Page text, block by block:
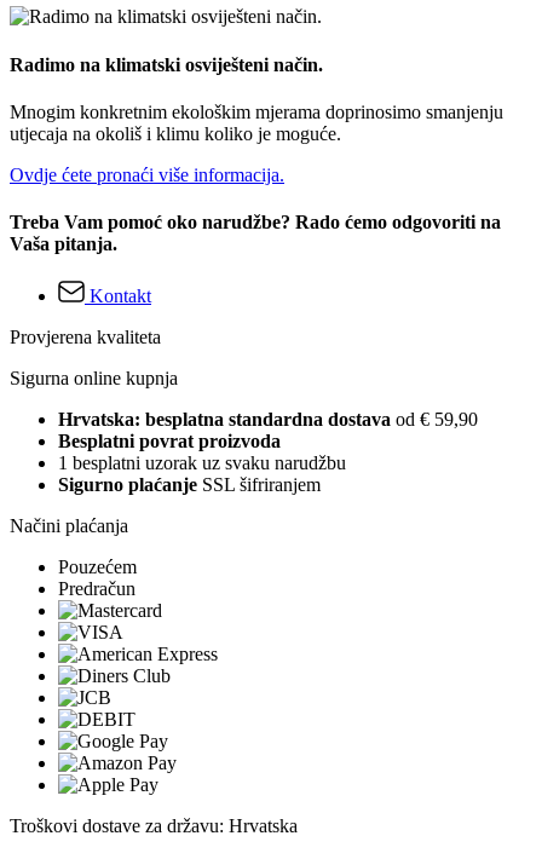
Radimo na klimatski osviješteni način.
Mnogim konkretnim ekološkim mjerama doprinosimo smanjenju
utjecaja na okoliš i klimu koliko je moguće.
Ovdje ćete pronaći više informacija.
Treba Vam pomoć oko narudžbe? Rado ćemo odgovoriti na
Vaša pitanja.
Kontakt
Provjerena kvaliteta
Sigurna online kupnja
Hrvatska: besplatna standardna dostava od € 59,90
Besplatni povrat proizvoda
1 besplatni uzorak uz svaku narudžbu
Sigurno plaćanje SSL šifriranjem
Načini plaćanja
Pouzećem
Predračun
Troškovi dostave za državu: Hrvatska